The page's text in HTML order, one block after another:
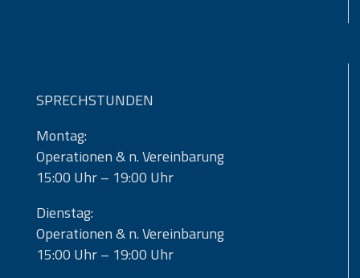
SPRECHSTUNDEN
Montag:
Operationen & n. Vereinbarung
15:00 Uhr – 19:00 Uhr
Dienstag:
Operationen & n. Vereinbarung
15:00 Uhr – 19:00 Uhr